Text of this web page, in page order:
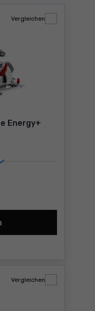
Energy+
Vergleichen
Graphite
Vergleichen